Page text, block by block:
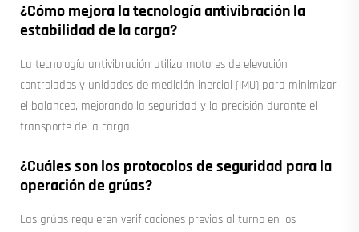
¿Cómo mejora la tecnología antivibración la
estabilidad de la carga?
La tecnología antivibración utiliza motores de elevación
controlados y unidades de medición inercial (IMU) para minimizar
el balanceo, mejorando la seguridad y la precisión durante el
transporte de la carga.
¿Cuáles son los protocolos de seguridad para la
operación de grúas?
Las grúas requieren verificaciones previas al turno en los